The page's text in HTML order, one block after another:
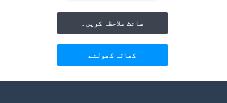
سائٹ ملاحظہ کریں۔
کھاتہ کھولئے